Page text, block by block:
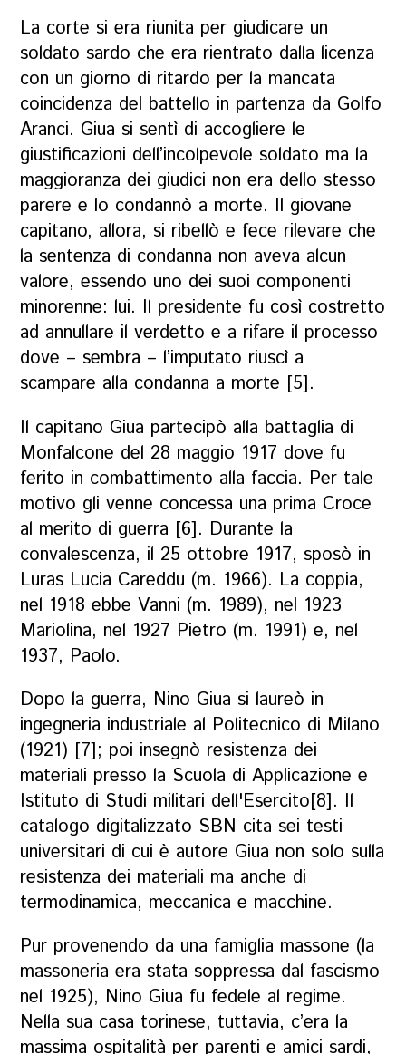
La corte si era riunita per giudicare un
soldato sardo che era rientrato dalla licenza
con un giorno di ritardo per la mancata
coincidenza del battello in partenza da Golfo
Aranci. Giua si sentì di accogliere le
giustificazioni dell’incolpevole soldato ma la
maggioranza dei giudici non era dello stesso
parere e lo condannò a morte. Il giovane
capitano, allora, si ribellò e fece rilevare che
la sentenza di condanna non aveva alcun
valore, essendo uno dei suoi componenti
minorenne: lui. Il presidente fu così costretto
ad annullare il verdetto e a rifare il processo
dove – sembra – l’imputato riuscì a
scampare alla condanna a morte [5].
Il capitano Giua partecipò alla battaglia di
Monfalcone del 28 maggio 1917 dove fu
ferito in combattimento alla faccia. Per tale
motivo gli venne concessa una prima Croce
al merito di guerra [6]. Durante la
convalescenza, il 25 ottobre 1917, sposò in
Luras Lucia Careddu (m. 1966). La coppia,
nel 1918 ebbe Vanni (m. 1989), nel 1923
Mariolina, nel 1927 Pietro (m. 1991) e, nel
1937, Paolo.
Dopo la guerra, Nino Giua si laureò in
ingegneria industriale al Politecnico di Milano
(1921) [7]; poi insegnò resistenza dei
materiali presso la Scuola di Applicazione e
Istituto di Studi militari dell'Esercito[8]. Il
catalogo digitalizzato SBN cita sei testi
universitari di cui è autore Giua non solo sulla
resistenza dei materiali ma anche di
termodinamica, meccanica e macchine.
Pur provenendo da una famiglia massone (la
massoneria era stata soppressa dal fascismo
nel 1925), Nino Giua fu fedele al regime.
Nella sua casa torinese, tuttavia, c’era la
massima ospitalità per parenti e amici sardi,